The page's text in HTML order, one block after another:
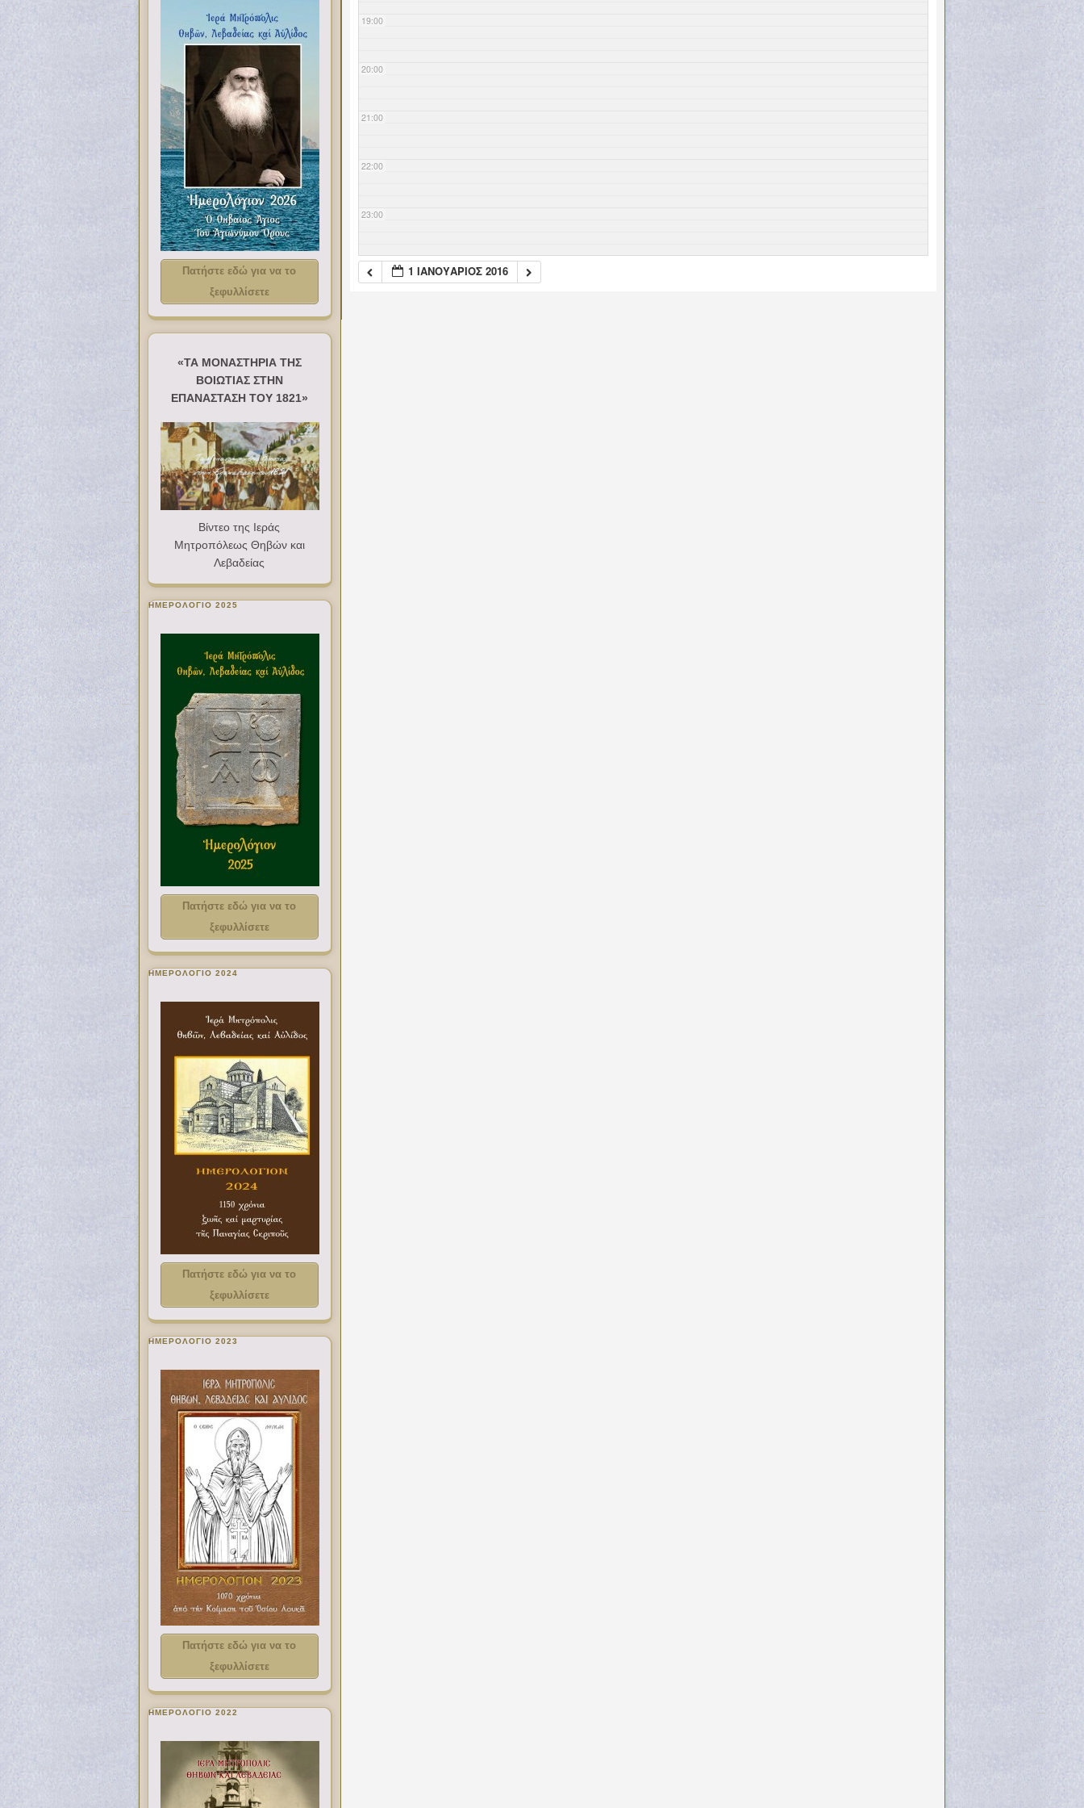
19:00
20:00
21:00
22:00
23:00
1 ΙΑΝΟΥΆΡΙΟΣ 2016
Πατήστε εδώ για να το
ξεφυλλίσετε
«ΤΑ ΜΟΝΑΣΤΗΡΙΑ ΤΗΣ
ΒΟΙΩΤΙΑΣ ΣΤΗΝ
ΕΠΑΝΑΣΤΑΣΗ ΤΟΥ 1821»
Βίντεο της Ιεράς
Μητροπόλεως Θηβών και
Λεβαδείας
ΗΜΕΡΟΛΟΓΙΟ 2025
Πατήστε εδώ για να το
ξεφυλλίσετε
ΗΜΕΡΟΛΟΓΙΟ 2024
Πατήστε εδώ για να το
ξεφυλλίσετε
ΗΜΕΡΟΛΟΓΙΟ 2023
Πατήστε εδώ για να το
ξεφυλλίσετε
ΗΜΕΡΟΛΟΓΙΟ 2022